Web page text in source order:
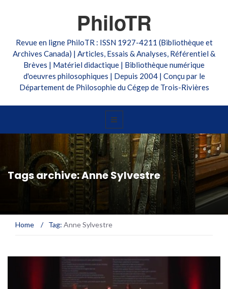
PhiloTR
Revue en ligne PhiloTR : ISSN 1927-4211 (Bibliothèque et
Archives Canada) | Articles, Essais & Analyses, Référentiel &
Brèves | Matériel didactique | Bibliothèque numérique
d'oeuvres philosophiques | Depuis 2004 | Conçu par le
Département de Philosophie du Cégep de Trois-Rivières
Tags archive: Anne Sylvestre
Home / Tag: Anne Sylvestre